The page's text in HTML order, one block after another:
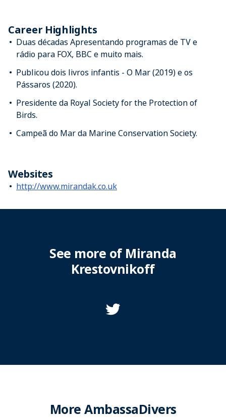
Career Highlights
Duas décadas Apresentando programas de TV e
rádio para FOX, BBC e muito mais.
Publicou dois livros infantis - O Mar (2019) e os
Pássaros (2020).
Presidente da Royal Society for the Protection of
Birds.
Campeã do Mar da Marine Conservation Society.
Websites
http://www.mirandak.co.uk
See more of Miranda
Krestovnikoff
More AmbassaDivers